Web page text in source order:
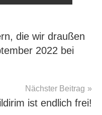
die wir draußen
2022 bei
Nächster Beitrag
ist endlich frei!